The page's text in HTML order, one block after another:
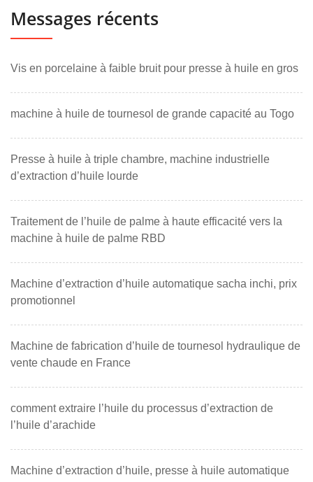
Messages récents
Vis en porcelaine à faible bruit pour presse à huile en gros
machine à huile de tournesol de grande capacité au Togo
Presse à huile à triple chambre, machine industrielle
d’extraction d’huile lourde
Traitement de l’huile de palme à haute efficacité vers la
machine à huile de palme RBD
Machine d’extraction d’huile automatique sacha inchi, prix
promotionnel
Machine de fabrication d’huile de tournesol hydraulique de
vente chaude en France
comment extraire l’huile du processus d’extraction de
l’huile d’arachide
Machine d’extraction d’huile, presse à huile automatique